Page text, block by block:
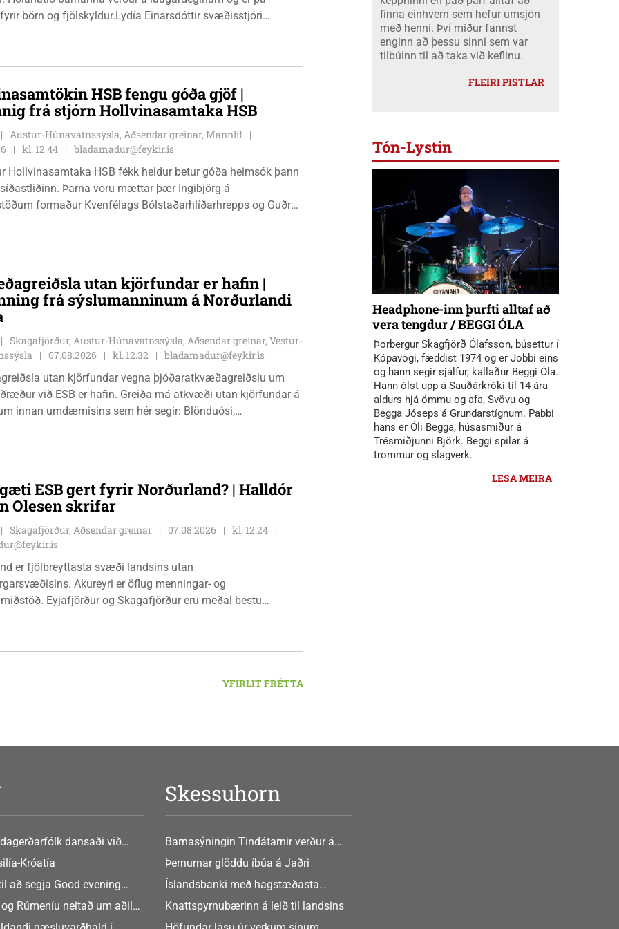
börn og fjölskyldur.Lydía Einarsdóttir svæðisstjóri
HSB fengu góða gjöf |
frá stjórn Hollvinasamtaka HSB
Austur-Húnavatnssýsla, Aðsendar greinar, Mannlíf
kl. 12.44
bladamadur@feykir.is
Hollvinasamtaka HSB fékk heldur betur góða heimsók þann
Þarna voru mættar þær Ingibjörg á
formaður Kvenfélags Bólstaðarhlíðarhrepps og Guðrún
í aðstöðu sjúkraþjálfara.
utan kjörfundar er hafin |
frá sýslumanninum á Norðurlandi
Skagafjörður, Austur-Húnavatnssýsla, Aðsendar greinar, Vestur-
07.08.2026 kl. 12.32
bladamadur@feykir.is
utan kjörfundar vegna þjóðaratkvæðagreiðslu um
er hafin. Greiða má atkvæði utan kjörfundar á
innan umdæmisins sem hér segir: Blönduósi,
- 15:00. Hvammstanga, ráðhúsi Húnaþings vestra að
og föstudaga kl. 10:00 - 12:00. Skagaströnd,
að Túnbraut 1-3, Skagaströnd, mánudaga -
kl. 09:00 - 12:00 og 13:00 - 15:00, frá og með
17. ágúst 2026.
ESB gert fyrir Norðurland? | Halldór
Olesen skrifar
Skagafjörður, Aðsendar greinar 07.08.2026
kl. 12.24
er fjölbreyttasta svæði landsins utan
Akureyri er öflug menningar- og
Eyjafjörður og Skagafjörður eru meðal bestu
og nýsköpun.
YFIRLIT FRÉTTA
finna einhvern sem hefur umsjón
með henni. Því miður fannst
enginn að þessu sinni sem var
tilbúinn til að taka við keflinu.
FLEIRI PISTLAR
Tón-Lystin
Headphone-inn þurfti alltaf að
vera tengdur / BEGGI ÓLA
Þorbergur Skagfjörð Ólafsson, búsettur í
Kópavogi, fæddist 1974 og er Jobbi eins
og hann segir sjálfur, kallaður Beggi Óla.
Hann ólst upp á Sauðárkróki til 14 ára
aldurs hjá ömmu og afa, Svövu og
Begga Jóseps á Grundarstígnum. Pabbi
hans er Óli Begga, húsasmiður á
Trésmiðjunni Björk. Beggi spilar á
trommur og slagverk.
LESA MEIRA
dansaði við
Króatía
að segja Good evening
Rúmeníu neitað um aðild
Skessuhorn
Barnasýningin Tindátarnir verður á
Bókasafni Akraness í dag ? tónlist
eftir Soffíu Björg
Þernurnar glöddu íbúa á Jaðri
Íslandsbanki með hagstæðasta
tilboðið
Knattspyrnubærinn á leið til landsins